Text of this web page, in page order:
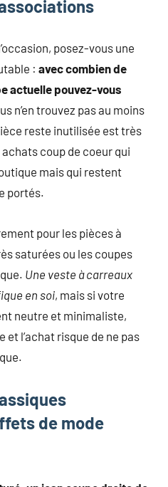
posez-vous une
: avec combien de
actuelle pouvez-vous
n’en trouvez pas au moins
reste inutilisée est très
coup de coeur qui
mais qui restent
portés.
pour les pièces à
saturées ou les coupes
Une veste à carreaux
en soi, mais si votre
neutre et minimaliste,
et l’achat risque de ne pas
de mode